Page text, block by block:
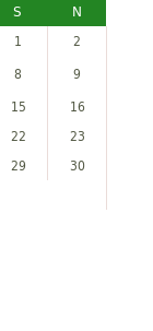
S
N
1
2
8
9
15
16
22
23
29
30